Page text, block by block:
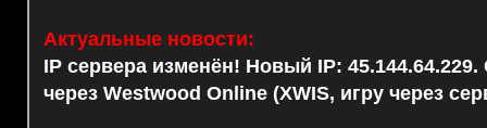
Актуальные новости:
IP сервера изменён! Новый IP: 45.144.64.229.
через Westwood Online (XWIS, игру через